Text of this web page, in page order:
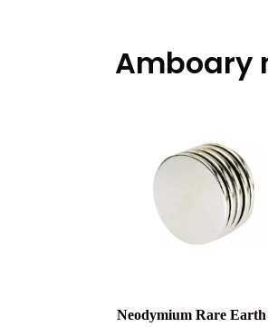
Amboary
Neodymium Rare Earth